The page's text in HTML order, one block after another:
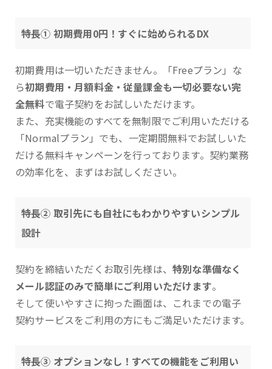
特長① 初期費用0円！すぐに始められるDX
初期費用は一切いただきません。「Freeプラン」な
ら初期費用・月額料金・従量課金も一切必要ない完
全無料で電子契約をお試しいただけます。
また、充実機能のすべてを無制限でご利用いただける
「Normalプラン」でも、一定期間無料でお試しいた
だける無料キャンペーンを行っております。契約業務
の効率化を、まずはお試しください。
特長② 取引先にも自社にもわかりやすいシンプル
設計
契約を締結いただくお取引先様は、 特別な準備なく
メール認証のみで簡単にご利用いただけます。
そして使いやすさに拘った画面は、これまでの電子
契約サービスをご利用の方にもご満足いただけます。
特長③ オプションなし！すべての機能をご利用い